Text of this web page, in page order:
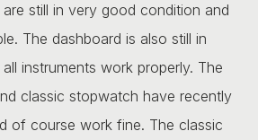
still in very good condition and
The dashboard is also still in
instruments work properly. The
classic stopwatch have recently
of course work fine. The classic